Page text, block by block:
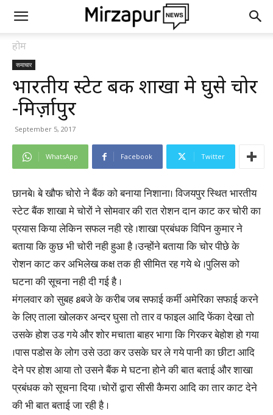
होम
समाचार
भारतीय स्टेट बैंक शाखा मे घुसे चोर
-मिर्ज़ापुर
September 5, 2017
WhatsApp Facebook Twitter
छानबे। बे खौफ चोरो ने बैंक को बनाया निशाना। विजयपुर स्थित भारतीय
स्टेट बैंक शाखा मे चोरों ने सोमवार की रात रोशन दान काट कर चोरी का
प्रयास किया लेकिन सफल नही रहे ।शाखा प्रबंधक विपिन कुमार ने
बताया कि कुछ भी चोरी नही हुआ है ।उन्होंने बताया कि चोर पीछे के
रोशन काट कर अभिलेख कक्ष तक ही सीमित रह गये थे ।पुलिस को
घटना की सूचना नही दी गई है ।
मंगलवार को सुबह 8बजे के करीब जब सफाई कर्मी अमेरिका सफाई करने
के लिए ताला खोलकर अन्दर घुसा तो तार व फाइल आदि फेंका देखा तो
उसके होश उड गये और शोर मचाता बाहर भागा कि गिरकर बेहोश हो गया
।पास पडोस के लोग उसे उठा कर उसके घर ले गये पानी का छीटा आदि
देने पर होश आया तो उसने बैंक मे घटना होने की बात बताई और शाखा
प्रबंधक को सूचना दिया ।चोरों द्वारा सीसी कैमरा आदि का तार काट देने
की भी बात बताई जा रही है ।